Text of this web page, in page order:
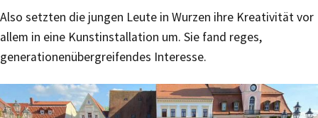
Also setzten die jungen Leute in Wurzen ihre Kreativität vor
allem in eine Kunstinstallation um. Sie fand reges,
generationenübergreifendes Interesse.